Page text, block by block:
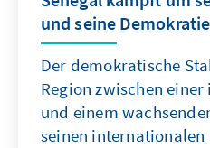
und seine Demokratie
Der demokratische
Region zwischen
und einem
seinen internationalen